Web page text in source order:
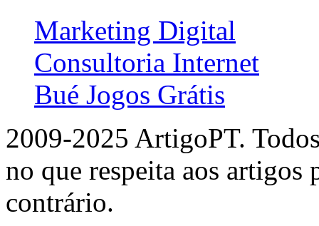
Marketing Digital
Consultoria Internet
Bué Jogos Grátis
2009-2025 ArtigoPT.
no que respeita aos artigos
contrário.